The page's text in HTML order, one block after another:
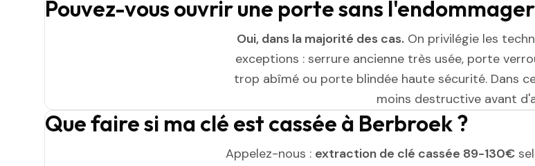
Pouvez-vous ouvrir une porte sans
Oui, dans la majorité des cas.On privilégie les
exceptions : serrure ancienne très usée, porte
trop abîmé ou porte blindée haute sécurité. Dans
moins destructive avant
Que faire si ma clé est cassée à Berbroek ?
Appelez-nous : extraction de clé cassée 89-130€